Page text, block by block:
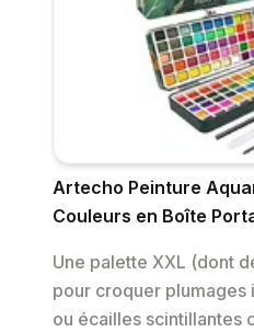
Artecho Peinture
Couleurs en Boîte
Une palette XXL (dont
pour croquer plumages
ou écailles scintillantes